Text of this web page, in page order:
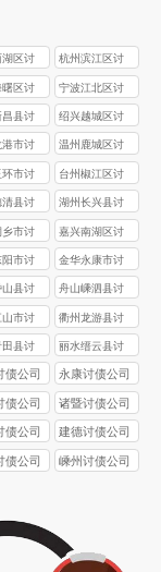
区讨
杭州滨江区讨
债公司
区讨
宁波江北区讨
债公司
县讨
绍兴越城区讨
债公司
市讨
温州鹿城区讨
债公司
环市讨
台州椒江区讨
债公司
县讨
湖州长兴县讨
债公司
市讨
嘉兴南湖区讨
债公司
市讨
金华永康市讨
债公司
县讨
舟山嵊泗县讨
债公司
市讨
衢州龙游县讨
债公司
县讨
丽水缙云县讨
债公司
债公司 永康讨债公司
债公司 诸暨讨债公司
债公司 建德讨债公司
债公司 嵊州讨债公司